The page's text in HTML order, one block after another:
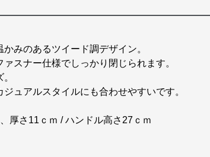
かみのあるツイード調デザイン。
ァスナー仕様でしっかり閉じられます。
ジュアルスタイルにも合わせやすいです。
厚さ11ｃｍ / ハンドル高さ27ｃｍ